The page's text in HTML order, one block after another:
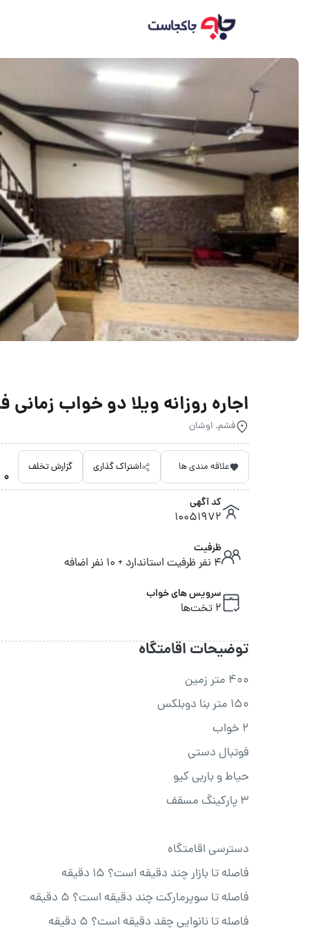
اجاره روزانه ویلا دو خواب زمانی فشم 2
فشم, اوشان
علاقه مندی ها اشتراک گذاری گزارش تخلف
0 امتیاز داده نشده
کد آگهی
10051972
ظرفیت
4 نفر ظرفیت استاندارد + 10 نفر اضافه
سرویس های خواب
2 تخت‌ها
توضیحات اقامتگاه
۴۰۰ متر زمین
۱۵۰ متر بنا دوبلکس
۲ خواب
فوتبال دستی
حیاط و باربی کیو
۳ پارکینگ مسقف
دسترسی اقامتگاه
فاصله تا بازار چند دقیقه است؟ 15 دقیقه
فاصله تا سوپرمارکت چند دقیقه است؟ 5 دقیقه
فاصله تا نانوایی چقد دقیقه است؟ 5 دقیقه